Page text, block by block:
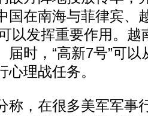
国在南海与菲律宾、
以发挥重要作用。
届时，“高新7号”可
理战任务。
，在很多美军军事